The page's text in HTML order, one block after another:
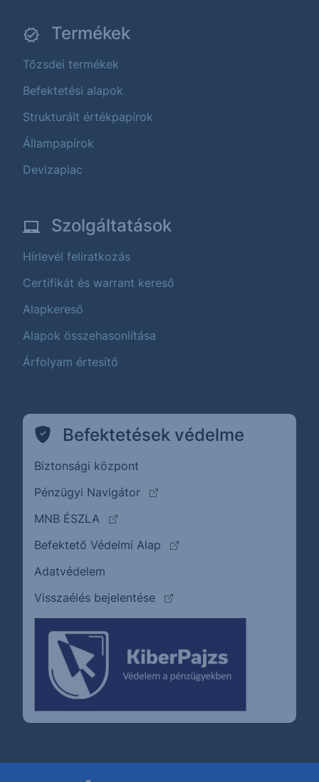
Termékek
Tőzsdei termékek
Befektetési alapok
Strukturált értékpapírok
Állampapírok
Devizapiac
Szolgáltatások
Hírlevél feliratkozás
Certifikát és warrant kereső
Alapkereső
Alapok összehasonlítása
Árfolyam értesítő
Befektetések védelme
Biztonsági központ
Pénzügyi Navigátor
(külső oldalra ugrik)
MNB ÉSZLA
(külső oldalra ugrik)
Befektető Védelmi Alap
(külső oldalra ugrik)
Adatvédelem
Visszaélés bejelentése
(külső oldalra ugrik)